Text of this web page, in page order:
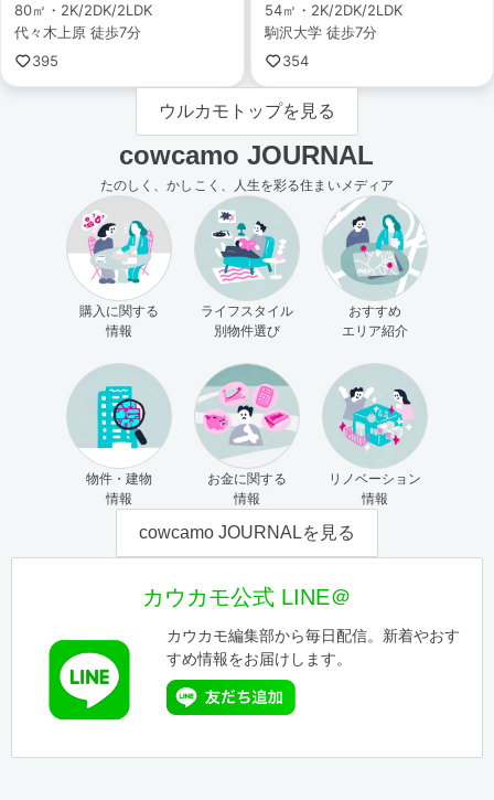
80㎡・2K/2DK/2LDK
代々木上原 徒歩7分
395
54㎡・2K/2DK/2LDK
駒沢大学 徒歩7分
354
ウルカモトップを見る
cowcamo JOURNAL
たのしく、かしこく、人生を彩る住まいメディア
購入に関する
情報
ライフスタイル
別物件選び
おすすめ
エリア紹介
物件・建物
情報
お金に関する
情報
リノベーション
情報
cowcamo JOURNALを見る
カウカモ公式 LINE＠
カウカモ編集部から毎日配信。新着やおす
すめ情報をお届けします。